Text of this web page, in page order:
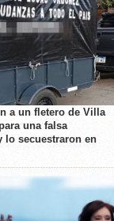
a un fletero de Villa
una falsa
lo secuestraron en